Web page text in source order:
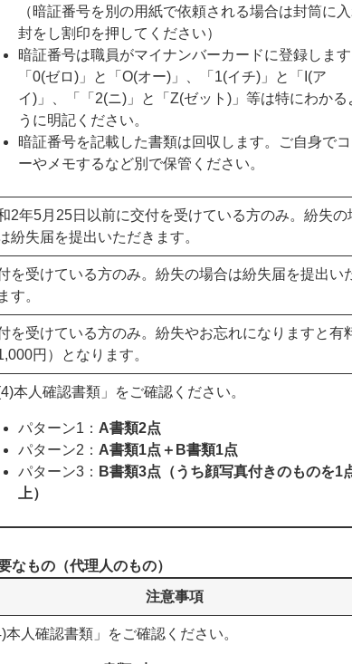
（暗証番号を別の用紙で依頼される場合は封筒に
封をし割印を押してください）
暗証番号は職員がマイナンバーカードに登録します
「0(ゼロ)」と「O(オー)」、「1(イチ)」と「I(ア
イ)」、「「2(ニ)」と「Z(ゼット)」等は特にわかる
うに明記ください。
暗証番号を記載した書類は回収します。ご自身で
ーやメモするなど別で保管ください。
2年5月25日以前に交付を受けている方のみ。紛失の
紛失届を提出いただきます。
を受けている方のみ。紛失の場合は紛失届を提出い
す。
を受けている方のみ。紛失やお忘れになりますと有
1,000円）となります。
(4)本人確認書類」をご確認ください。
パターン1： A書類2点
パターン2： A書類1点＋B書類1点
パターン3： B書類3点（うち顔写真付きのものを1
上）
なもの（代理人のもの）
注意事項
本人確認書類」をご確認ください。